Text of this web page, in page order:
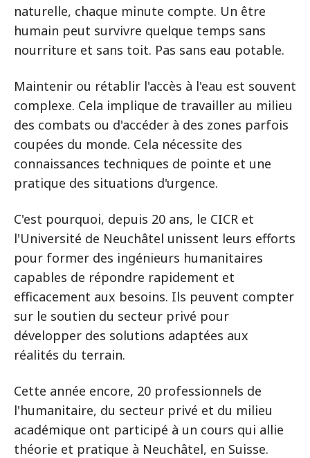
naturelle, chaque minute compte. Un être
humain peut survivre quelque temps sans
nourriture et sans toit. Pas sans eau potable.
Maintenir ou rétablir l'accès à l'eau est souvent
complexe. Cela implique de travailler au milieu
des combats ou d'accéder à des zones parfois
coupées du monde. Cela nécessite des
connaissances techniques de pointe et une
pratique des situations d'urgence.
C'est pourquoi, depuis 20 ans, le CICR et
l'Université de Neuchâtel unissent leurs efforts
pour former des ingénieurs humanitaires
capables de répondre rapidement et
efficacement aux besoins. Ils peuvent compter
sur le soutien du secteur privé pour
développer des solutions adaptées aux
réalités du terrain.
Cette année encore, 20 professionnels de
l'humanitaire, du secteur privé et du milieu
académique ont participé à un cours qui allie
théorie et pratique à Neuchâtel, en Suisse.